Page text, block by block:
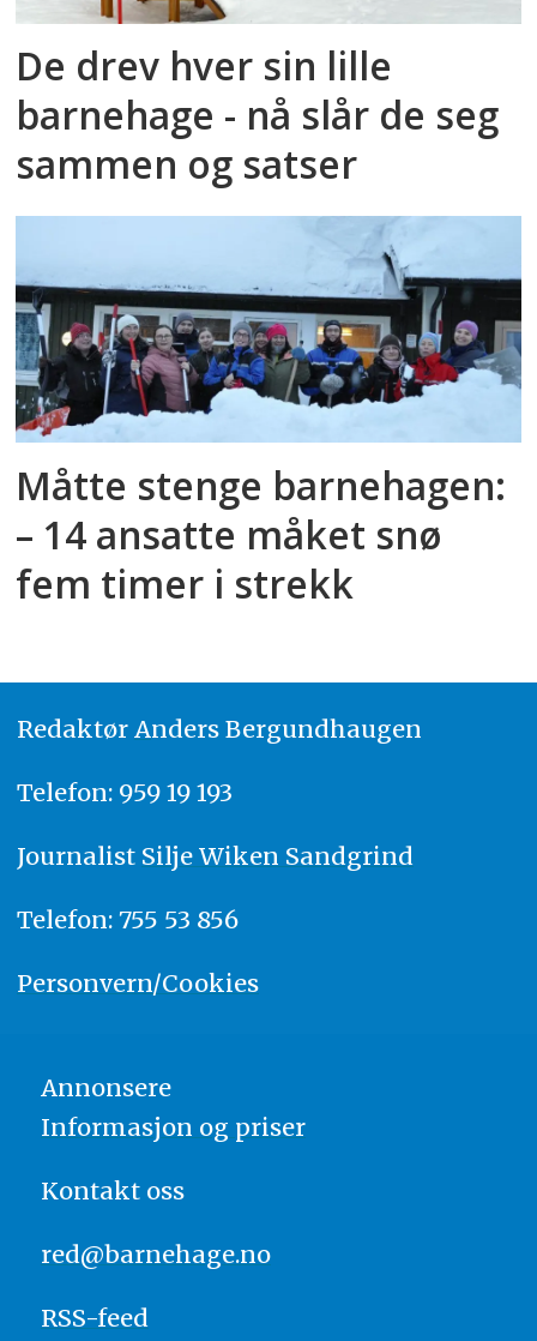
De drev hver sin lille
barnehage - nå slår de seg
sammen og satser
Måtte stenge barnehagen:
– 14 ansatte måket snø
fem timer i strekk
Redaktør Anders Bergundhaugen
Telefon: 959 19 193
Journalist Silje Wiken Sandgrind
Telefon: 755 53 856
Personvern/Cookies
Annonsere
Informasjon og priser
Kontakt oss
red@barnehage.no
RSS-feed